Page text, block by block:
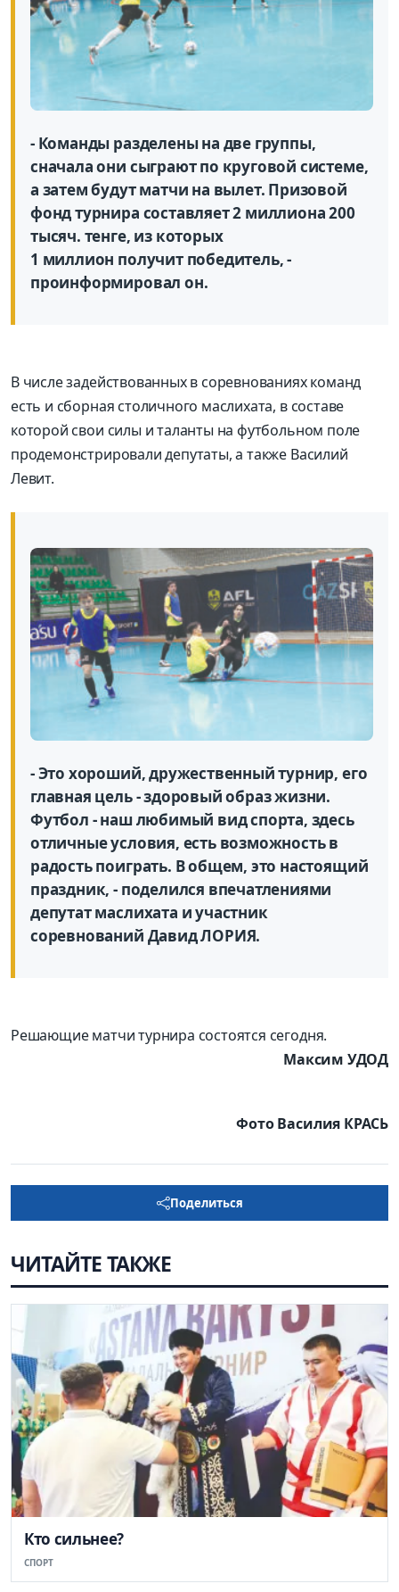
- Команды разделены на две группы,
сначала они сыграют по круговой системе,
а затем будут матчи на вылет. Призовой
фонд турнира составляет 2 миллиона 200
тысяч. тенге, из которых
1 миллион получит победитель, -
проинформировал он.
В числе задействованных в соревнованиях команд
есть и сборная столичного маслихата, в составе
которой свои силы и таланты на футбольном поле
продемонстрировали депутаты, а также Василий
Левит.
- Это хороший, дружественный турнир, его
главная цель - здоровый образ жизни.
Футбол - наш любимый вид спорта, здесь
отличные условия, есть возможность в
радость поиграть. В общем, это настоящий
праздник, - поделился впечатлениями
депутат маслихата и участник
соревнований Давид ЛОРИЯ.
Решающие матчи турнира состоятся сегодня.
Максим УДОД
Фото Василия КРАСЬ
Поделиться
ЧИТАЙТЕ ТАКЖЕ
Кто сильнее?
СПОРТ